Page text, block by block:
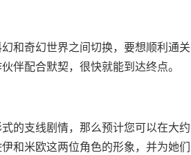
和奇幻世界之间切换，要想顺利通
伴配合默契，很快就能到达终点。
的支线剧情，那么预计您可以在大
和米欧这两位角色的形象，并为她